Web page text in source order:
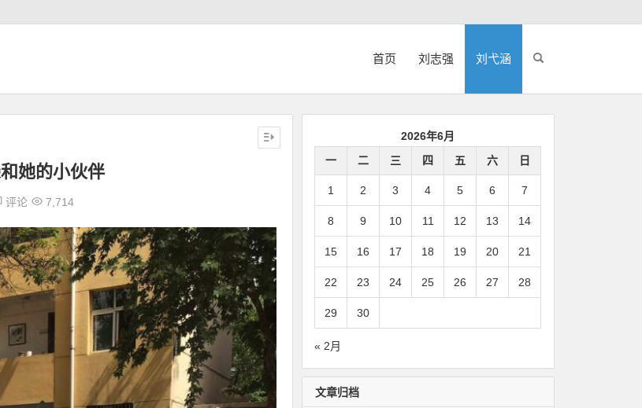
首页 刘志强 刘弋涵
她的小伙伴
评论 7,714
2026年6月
一
二 三 四 五 六 日
1 2 3 4 5 6 7
8 9 10 11 12 13 14
15 16 17 18 19 20 21
22 23 24 25 26 27 28
29 30
« 2月
文章归档